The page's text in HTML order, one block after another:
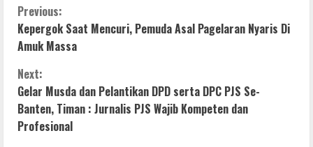
C
o
n
t
i
Previous:
Kepergok Saat Mencuri, Pemuda Asal Pagelaran Nyaris Di
Amuk Massa
Next:
Gelar Musda dan Pelantikan DPD serta DPC PJS Se-
Banten, Timan : Jurnalis PJS Wajib Kompeten dan
Profesional